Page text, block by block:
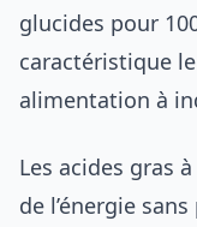
glucides pour
caractéristique
alimentation à
Les acides gras
de l’énergie